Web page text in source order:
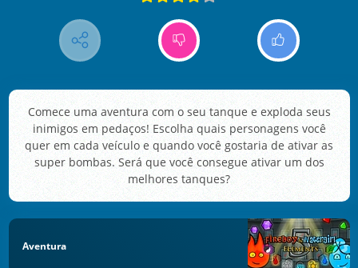
Comece uma aventura com o seu tanque e exploda seus
inimigos em pedaços! Escolha quais personagens você
quer em cada veículo e quando você gostaria de ativar as
super bombas. Será que você consegue ativar um dos
melhores tanques?
Aventura